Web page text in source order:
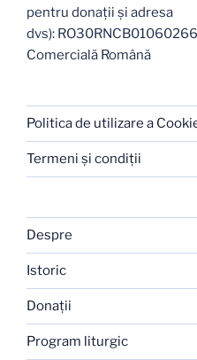
pentru donații și adresa
dvs):
Comercială Română
Politica de utilizare a
Termeni şi condiţii
Despre
Istoric
Donaţii
Program liturgic